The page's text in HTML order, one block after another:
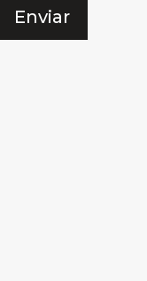
Enviar